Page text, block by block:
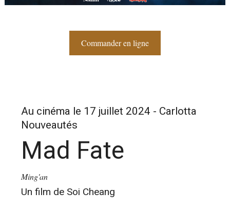
Commander en ligne
Au cinéma le 17 juillet 2024 - Carlotta
Nouveautés
Mad Fate
Ming'an
Un film de Soi Cheang